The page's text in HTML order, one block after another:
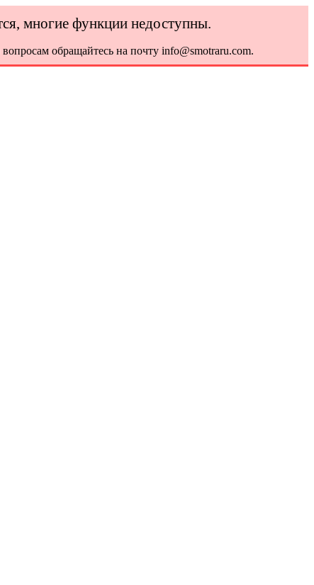
многие функции недоступны.
обращайтесь на почту info@smotraru.com.